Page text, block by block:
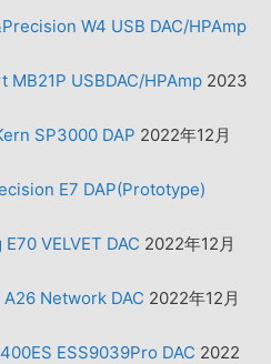
W4 USB DAC/HPAmp
USBDAC/HPAmp 2023
SP3000 DAP 2022年12月
E7 DAP(Prototype)
VELVET DAC 2022年12月
Network DAC 2022年12月
ESS9039Pro DAC 2022